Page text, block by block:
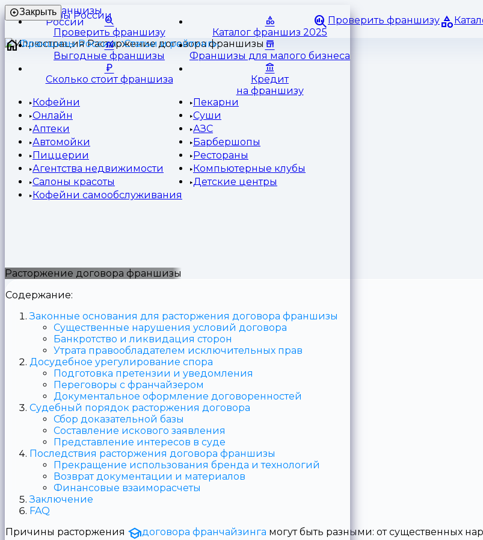
Франшизы
России
Проверить франшизу
Закрыть
Проверить франшизу Каталог франшиз 2025
Выгодные франшизы Франшизы для малого бизнеса
Сколько стоит франшиза
Кредит
на франшизу
Кофейни
Пекарни
Онлайн
Суши
Аптеки
АЗС
Автомойки
Барбершопы
Пиццерии
Рестораны
Агентства недвижимости
Компьютерные клубы
Салоны красоты
Детские центры
Кофейни самообслуживания
Франшизы России Статьи и рейтинги
Расторжение договора франшизы
Содержание:
Законные основания для расторжения договора франшизы
Существенные нарушения условий договора
Банкротство и ликвидация сторон
Утрата правообладателем исключительных прав
Досудебное урегулирование спора
Подготовка претензии и уведомления
Переговоры с франчайзером
Документальное оформление договоренностей
Судебный порядок расторжения договора
Сбор доказательной базы
Составление искового заявления
Представление интересов в суде
Последствия расторжения договора франшизы
Прекращение использования бренда и технологий
Возврат документации и материалов
Финансовые взаиморасчеты
Заключение
FAQ
Причины расторжения
договора франчайзинга могут быть разными: от существенных